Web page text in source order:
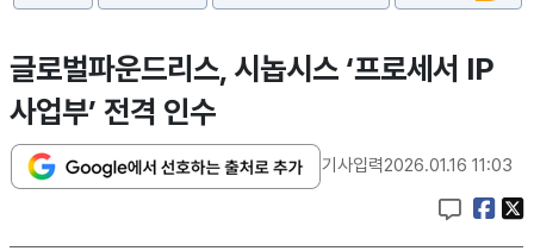
글로벌파운드리스, 시놉시스 ‘프로세서 IP
사업부’ 전격 인수
기사입력2026.01.16 11:03